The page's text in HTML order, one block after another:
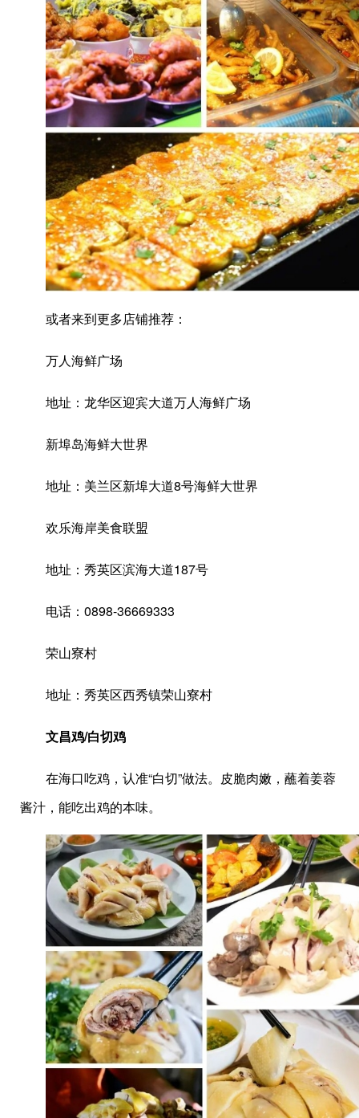
或者来到更多店铺推荐：
万人海鲜广场
地址：龙华区迎宾大道万人海鲜广场
新埠岛海鲜大世界
地址：美兰区新埠大道8号海鲜大世界
欢乐海岸美食联盟
地址：秀英区滨海大道187号
电话：0898-36669333
荣山寮村
地址：秀英区西秀镇荣山寮村
文昌鸡/白切鸡
在海口吃鸡，认准“白切”做法。皮脆肉嫩，蘸着姜蓉
酱汁，能吃出鸡的本味。